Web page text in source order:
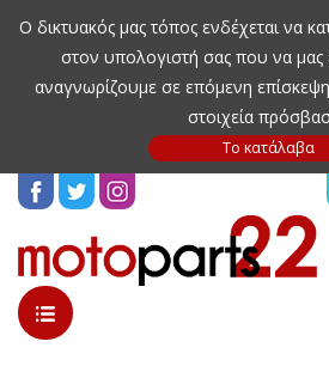
Ο δικτυακός μας τόπος ενδέχεται να
στον υπολογιστή σας που να μας
αναγνωρίζουμε σε επόμενη
στοιχεία